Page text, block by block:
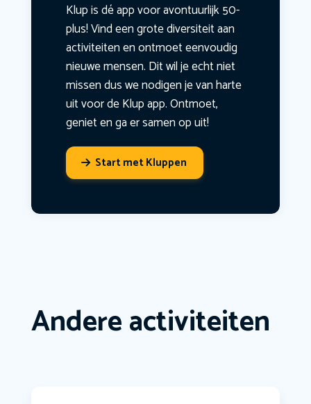
Klup is dé app voor avontuurlijk 50-
plus! Vind een grote diversiteit aan
activiteiten en ontmoet eenvoudig
nieuwe mensen. Dit wil je echt niet
missen dus we nodigen je van harte
uit voor de Klup app. Ontmoet,
geniet en ga er samen op uit!
Start met Kluppen
Andere activiteiten